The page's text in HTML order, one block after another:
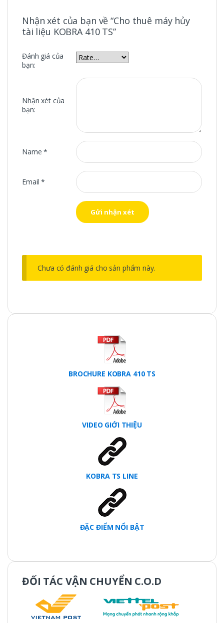
Nhận xét của bạn về “Cho thuê máy hủy
tài liệu KOBRA 410 TS”
Đánh giá của
bạn:
Nhận xét của
bạn:
Name*
Email*
Chưa có đánh giá cho sản phẩm này.
BROCHURE KOBRA 410 TS
VIDEO GIỚI THIỆU
KOBRA TS LINE
ĐẶC ĐIỂM NỔI BẬT
ĐỐI TÁC VẬN CHUYỂN C.O.D